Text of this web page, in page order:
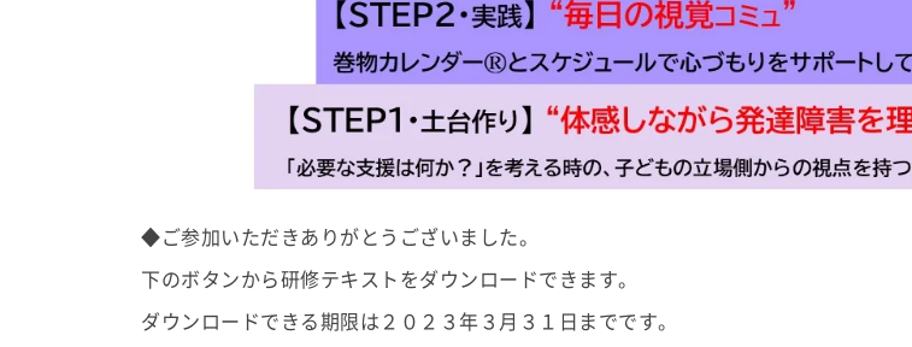
◆ご参加いただきありがとうございました。
下のボタンから研修テキストをダウンロードできます。
ダウンロードできる期限は２０２３年３月３１日までです。